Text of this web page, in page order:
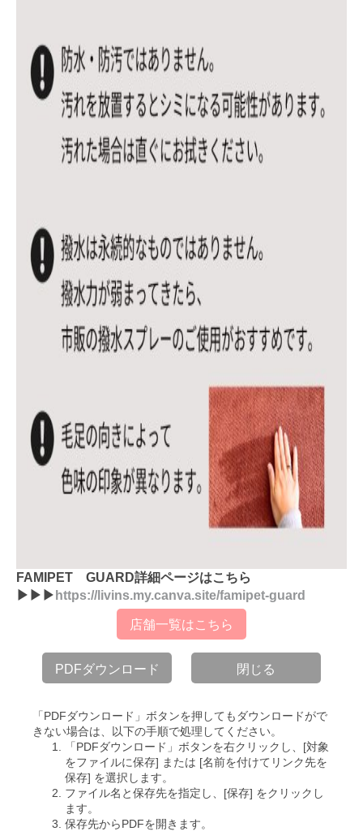
FAMIPET GUARD詳細ページはこちら
▶▶▶ https://livins.my.canva.site/famipet-guard
店舗一覧はこちら
PDFダウンロード 閉じる
「PDFダウンロード」ボタンを押してもダウンロードがで
きない場合は、以下の手順で処理してください。
「PDFダウンロード」ボタンを右クリックし、[対象
をファイルに保存] または [名前を付けてリンク先を
保存] を選択します。
ファイル名と保存先を指定し、[保存] をクリックし
ます。
保存先からPDFを開きます。